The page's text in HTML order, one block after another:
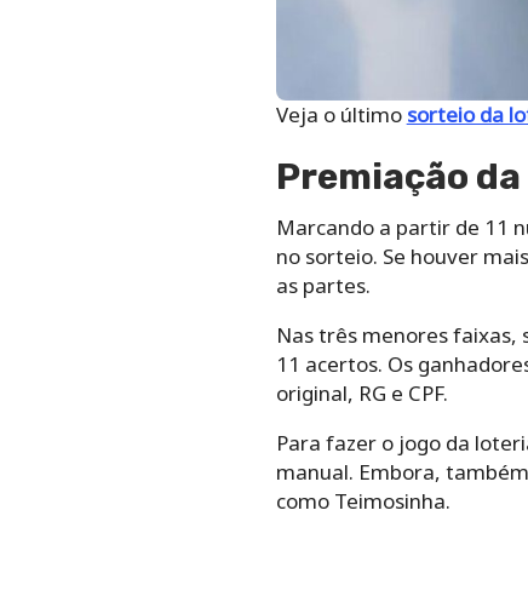
Veja o último sorteio da
Premiação
Marcando a partir de 11
no sorteio. Se houver
as partes.
Nas três menores faixas,
11 acertos. Os
original, RG e CPF.
Para‌ ‌fazer‌ ‌o‌ ‌jogo da
‌manual.‌ Embora,
‌como‌ ‌Teimosinha.‌ ‌